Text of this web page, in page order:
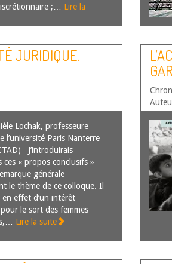
;… Lire la
JURIDIQUE.
Lochak, professeure
l’université Paris Nanterre
J’introduirais
ces « propos conclusifs »
générale
le thème de ce colloque. Il
effet d’un intérêt
le sort des femmes
Lire la suite